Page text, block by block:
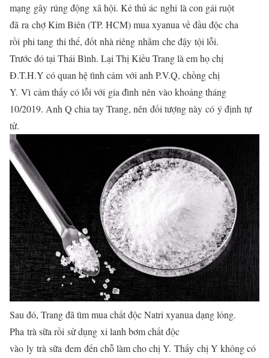
mạng gây rúng động xã hội. Kẻ thủ ác nghi là con gái ruột
đã ra chợ Kim Biên (TP. HCM) mua xyanua về đầu độc cha
rồi phi tang thi thể, đốtnhà riêng nhằm che đậy tội lỗi.
Trước đó tại Thái Bình. Lại Thị Kiều Trang là em họ chị
Đ.T.H.Y có quan hệtình cảm với anh P.V.Q, chồng chị
Y. Vì cảm thấy có lỗi với gia đình nên vào khoảngtháng
10/2019. Anh Q chia tay Trang, nên đối tượng này có ý định tự
tử.
Sau đó, Trang đã tìm mua chất độc Natri xyanua dạng lỏng.
Pha trà sữa rồi sử dụng xi lanh bơm chất độc
vào ly trà sữa đem đến chỗ làm cho chị Y. Thấy chị Y không có